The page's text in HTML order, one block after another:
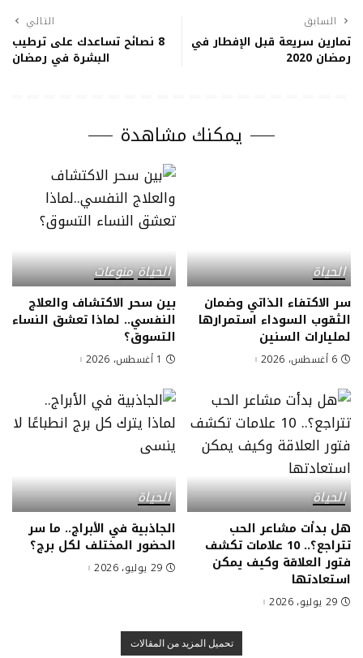
السابق
تمارين سريعة قبل الإفطار في
رمضان 2020
التالي
8 نصائح تساعدك على ترطيب
البشرة في رمضان
يمكنك مشاهدة
الحياة
سر الاكتفاء الذاتي وضمان
الثقوب السوداء استمرارها
لمليارات السنين
6 أغسطس، 2026
الحياةمنوعات
بين سحر الاكتشاف والعلاج
النفسي.. لماذا تعشق النساء
التسوق؟
1 أغسطس، 2026
الحياة
هل بدأت مشاعر الحب
تتراجع؟.. 10 علامات تكشف
فتور العلاقة وكيف يمكن
استعادتها
29 يوليو، 2026
الحياة
الجاذبية في الأبراج.. ما سر
الحضور المختلف لكل برج؟
29 يوليو، 2026
تحميل المزيد من المقالات